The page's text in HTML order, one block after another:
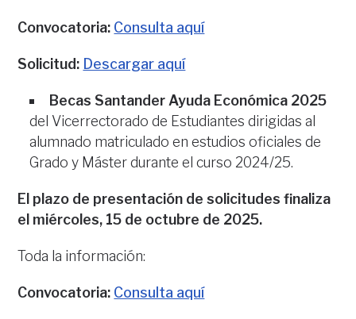
Convocatoria: Consulta aquí
Solicitud: Descargar aquí
Becas Santander Ayuda Económica 2025
del Vicerrectorado de Estudiantes dirigidas al
alumnado matriculado en estudios oficiales de
Grado y Máster durante el curso 2024/25.
El plazo de presentación de solicitudes finaliza
el miércoles, 15 de octubre de 2025.
Toda la información:
Convocatoria: Consulta aquí